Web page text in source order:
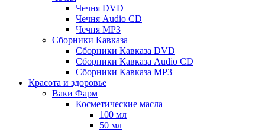
Чечня DVD
Чечня Audio CD
Чечня MP3
Сборники Кавказа
Сборники Кавказа DVD
Сборники Кавказа Audio CD
Сборники Кавказа MP3
Красота и здоровье
Ваки Фарм
Косметические масла
100 мл
50 мл